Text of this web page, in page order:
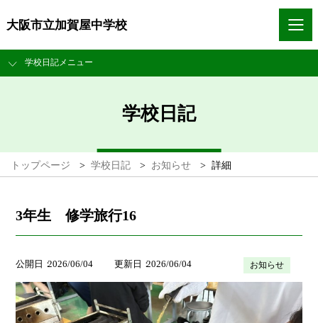
大阪市立加賀屋中学校
学校日記メニュー
学校日記
トップページ > 学校日記 > お知らせ > 詳細
3年生 修学旅行16
公開日 2026/06/04 更新日 2026/06/04 お知らせ